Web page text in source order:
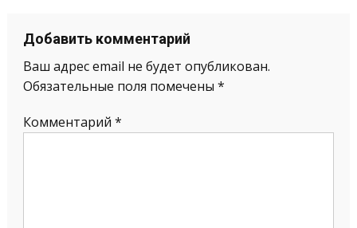
Добавить комментарий
Ваш адрес email не будет опубликован.
Обязательные поля помечены *
Комментарий *